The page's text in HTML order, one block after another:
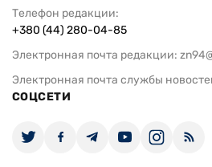
Телефон редакции:
+380 (44) 280-04-85
Электронная почта редакции:
Электронная почта службы
СОЦСЕТИ